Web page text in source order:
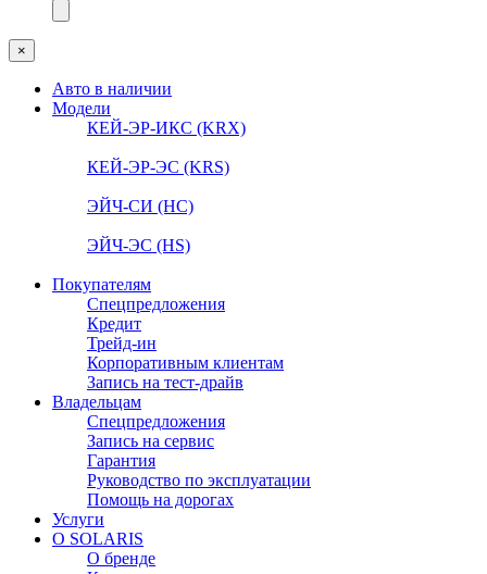
×
Авто в наличии
Модели
КЕЙ-ЭР-ИКС (KRX)
КЕЙ-ЭР-ЭС (KRS)
ЭЙЧ-СИ (HC)
ЭЙЧ-ЭС (HS)
Покупателям
Спецпредложения
Кредит
Трейд-ин
Корпоративным клиентам
Запись на тест-драйв
Владельцам
Спецпредложения
Запись на сервис
Гарантия
Руководство по эксплуатации
Помощь на дорогах
Услуги
О SOLARIS
О бренде